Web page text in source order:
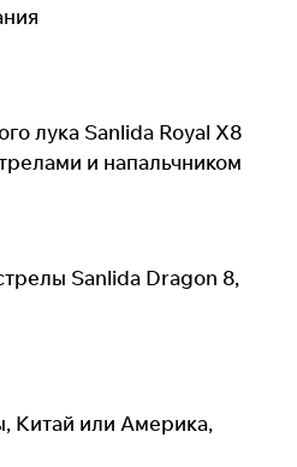
и аксессуаров
лука Sanlida Royal X8
и напальчником
и аксессуаровSanlida Dragon 8,
и аксессуаров
Китай или Америка,